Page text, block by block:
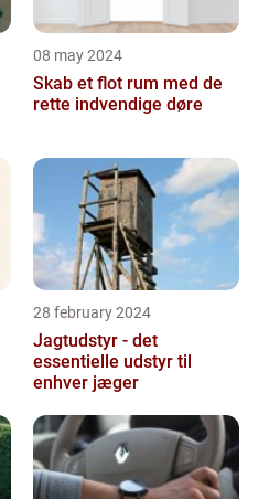
08 may 2024
Skab et flot rum med de
rette indvendige døre
28 february 2024
Jagtudstyr - det
essentielle udstyr til
enhver jæger